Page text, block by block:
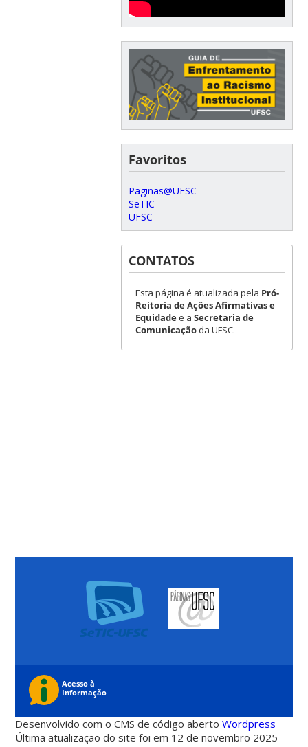
Favoritos
Paginas@UFSC
SeTIC
UFSC
CONTATOS
Esta página é atualizada pela Pró-
Reitoria de Ações Afirmativas e
Equidadee a Secretaria de
Comunicaçãoda UFSC.
Desenvolvido com o CMS de código abertoWordpress
Última atualização do site foi em 12 de novembro 2025 -